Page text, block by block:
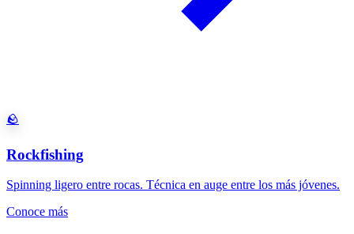
🪨
Rockfishing
Spinning ligero entre rocas. Técnica en auge entre los más jóvenes.
Conoce más